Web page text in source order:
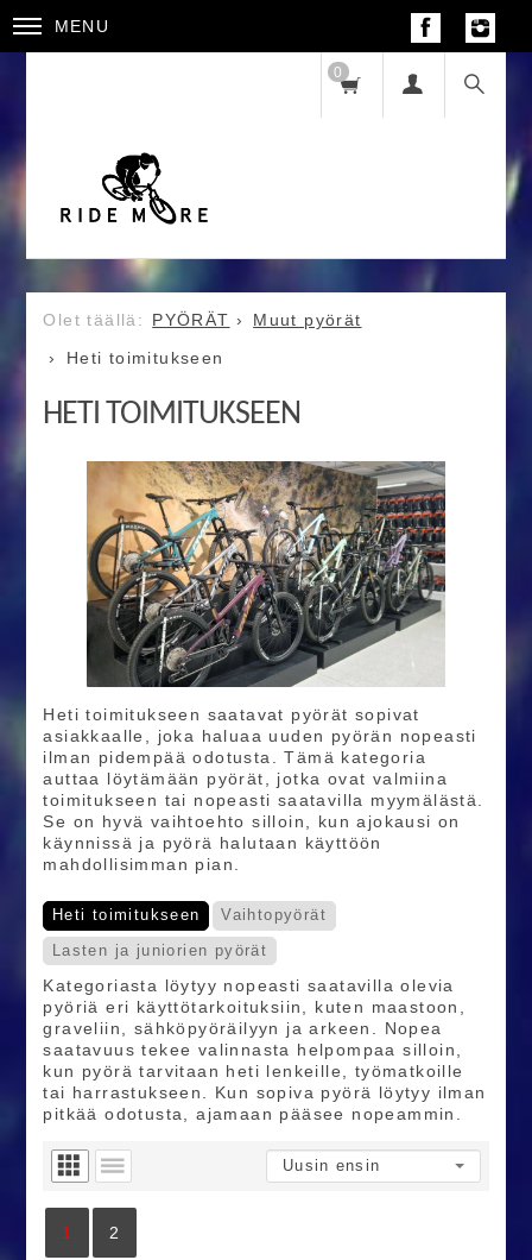
MENU
0
PYÖRÄT
Muut pyörät
Heti toimitukseen
HETI TOIMITUKSEEN
Heti toimitukseen saatavat pyörät sopivat
asiakkaalle, joka haluaa uuden pyörän nopeasti
ilman pidempää odotusta. Tämä kategoria
auttaa löytämään pyörät, jotka ovat valmiina
toimitukseen tai nopeasti saatavilla myymälästä.
Se on hyvä vaihtoehto silloin, kun ajokausi on
käynnissä ja pyörä halutaan käyttöön
mahdollisimman pian.
Heti toimitukseen
Vaihtopyörät
Lasten ja juniorien pyörät
Kategoriasta löytyy nopeasti saatavilla olevia
pyöriä eri käyttötarkoituksiin, kuten maastoon,
graveliin, sähköpyöräilyyn ja arkeen. Nopea
saatavuus tekee valinnasta helpompaa silloin,
kun pyörä tarvitaan heti lenkeille, työmatkoille
tai harrastukseen. Kun sopiva pyörä löytyy ilman
pitkää odotusta, ajamaan pääsee nopeammin.
1 2